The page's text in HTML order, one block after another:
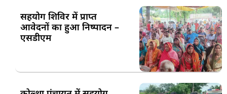
सहयोग शिविर में प्राप्त
आवेदनों का हुआ निष्पादन –
एसडीएम